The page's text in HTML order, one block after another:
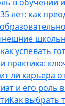
лет: как
успевать
практика:
ли карьера
и его роль
Как выбрать